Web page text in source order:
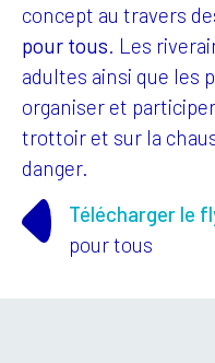
concept au travers
pour tous. Les
adultes ainsi que les
organiser et
trottoir et sur la
danger.
Télécharger le
pour tous